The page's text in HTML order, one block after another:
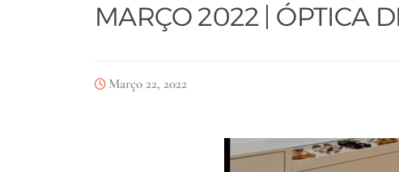
MARÇO 2022 | ÓPTICA
Março 22, 2022